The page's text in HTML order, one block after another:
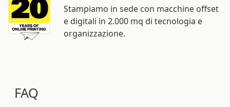
Stampiamo in sede con macchine offset
e digitali in 2.000 mq di tecnologia e
organizzazione.
FAQ